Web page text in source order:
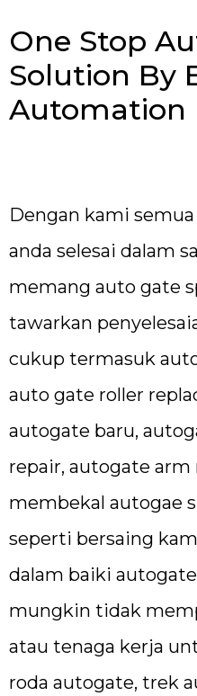
One Stop
Solution By
Automation
Dengan kami
anda selesai dalam
memang auto gate
tawarkan
cukup termasuk
auto gate roller
autogate baru,
repair, autogate arm
membekal autogae
seperti bersaing
dalam baiki
mungkin tidak
atau tenaga kerja
roda autogate, trek